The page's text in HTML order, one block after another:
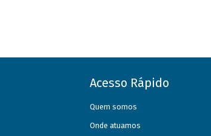
Acesso Rápido
Quem somos
Onde atuamos